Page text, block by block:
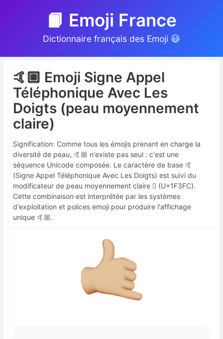
📙 Emoji France
Dictionnaire français des Emoji 😃
🤙🏼 Emoji Signe Appel
Téléphonique Avec Les
Doigts (peau moyennement
claire)
Signification: Comme tous les émojis prenant en charge la
diversité de peau, 🤙🏼 n'existe pas seul : c'est une
séquence Unicode composée. Le caractère de base 🤙
(Signe Appel Téléphonique Avec Les Doigts) est suivi du
modificateur de peau moyennement claire 🏼 (U+1F3FC).
Cette combinaison est interprétée par les systèmes
d'exploitation et polices emoji pour produire l'affichage
unique 🤙🏼.